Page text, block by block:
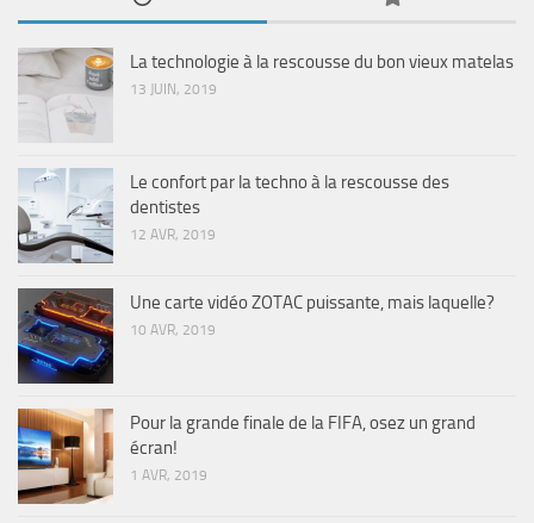
La technologie à la rescousse du bon vieux matelas
13 JUIN, 2019
Le confort par la techno à la rescousse des
dentistes
12 AVR, 2019
Une carte vidéo ZOTAC puissante, mais laquelle?
10 AVR, 2019
Pour la grande finale de la FIFA, osez un grand
écran!
1 AVR, 2019